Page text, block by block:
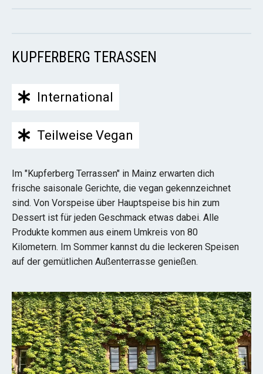
KUPFERBERG TERASSEN
International
Teilweise Vegan
Im "Kupferberg Terrassen" in Mainz erwarten dich
frische saisonale Gerichte, die vegan gekennzeichnet
sind. Von Vorspeise über Hauptspeise bis hin zum
Dessert ist für jeden Geschmack etwas dabei. Alle
Produkte kommen aus einem Umkreis von 80
Kilometern. Im Sommer kannst du die leckeren Speisen
auf der gemütlichen Außenterrasse genießen.